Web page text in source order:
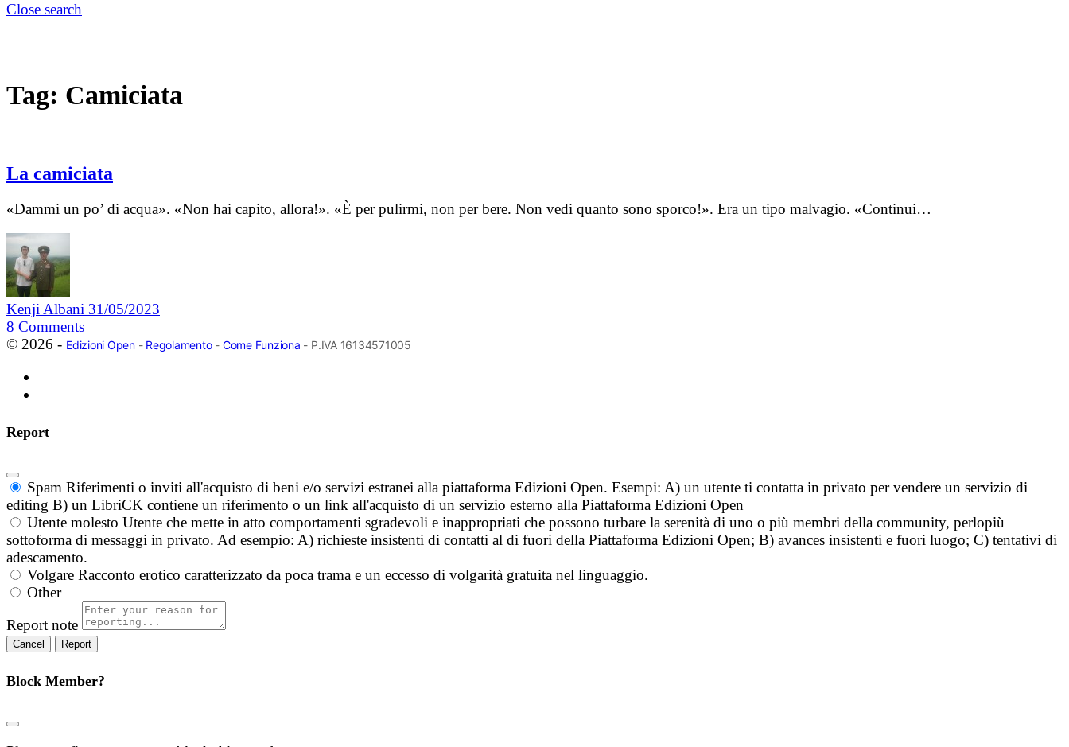
Close search
Tag: Camiciata
La camiciata
«Dammi un po’ di acqua». «Non hai capito, allora!». «È per pulirmi, non per bere. Non vedi quanto sono sporco!». Era un tipo malvagio. «Continui…
Kenji Albani 31/05/2023
8 Comments
© 2026 - Edizioni Open- Regolamento- Come Funziona - P.IVA 16134571005
Report
Spam Riferimenti o inviti all'acquisto di beni e/o servizi estranei alla piattaforma Edizioni Open. Esempi: A) un utente ti contatta in privato per vendere un servizio di
editing B) un LibriCK contiene un riferimento o un link all'acquisto di un servizio esterno alla Piattaforma Edizioni Open
Utente molesto Utente che mette in atto comportamenti sgradevoli e inappropriati che possono turbare la serenità di uno o più membri della community, perlopiù
sottoforma di messaggi in privato. Ad esempio: A) richieste insistenti di contatti al di fuori della Piattaforma Edizioni Open; B) avances insistenti e fuori luogo; C) tentativi di
adescamento.
Volgare Racconto erotico caratterizzato da poca trama e un eccesso di volgarità gratuita nel linguaggio.
Other
Report note
Report
Block Member?